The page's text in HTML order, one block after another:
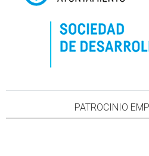
PATROCINIO